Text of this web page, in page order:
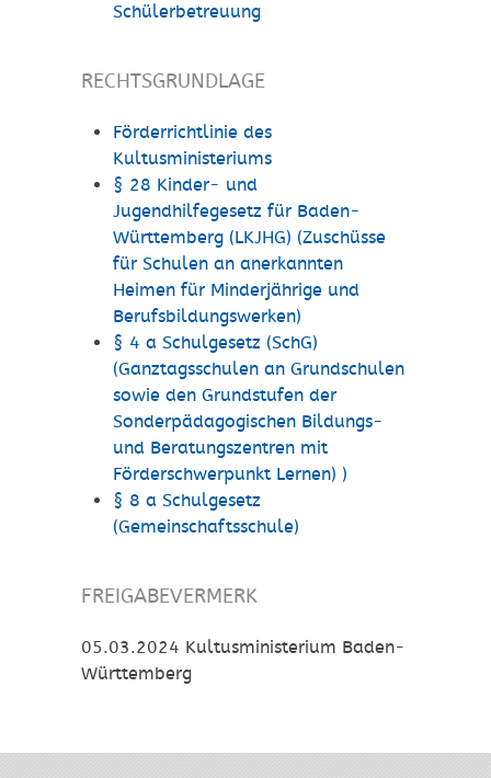
Schülerbetreuung
RECHTSGRUNDLAGE
Förderrichtlinie des
Kultusministeriums
§ 28 Kinder- und
Jugendhilfegesetz für Baden-
Württemberg (LKJHG) (Zuschüsse
für Schulen an anerkannten
Heimen für Minderjährige und
Berufsbildungswerken)
§ 4 a Schulgesetz (SchG)
(Ganztagsschulen an Grundschulen
sowie den Grundstufen der
Sonderpädagogischen Bildungs-
und Beratungszentren mit
Förderschwerpunkt Lernen) )
§ 8 a Schulgesetz
(Gemeinschaftsschule)
FREIGABEVERMERK
05.03.2024 Kultusministerium Baden-
Württemberg